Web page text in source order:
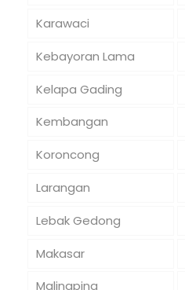
Karawaci
Kebayoran Lama
Kelapa Gading
Kembangan
Koroncong
Larangan
Lebak Gedong
Makasar
Malingping